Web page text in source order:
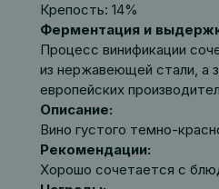
Крепость: 14%
Ферментация и
Процесс винификации
из нержавеющей стали, а
европейских
Описание:
Вино густого темно-
Рекомендации:
Хорошо сочетается с